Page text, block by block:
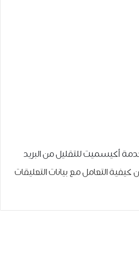
أكيسميت للتقليل من البريد
كيفية التعامل مع بيانات التعليقات